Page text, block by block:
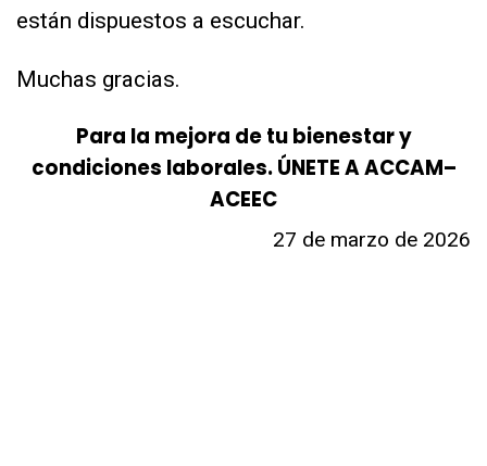
están dispuestos a escuchar.
Muchas gracias.
Para la mejora de tu bienestar y
condiciones laborales. ÚNETE A ACCAM–
ACEEC
27 de marzo de 2026